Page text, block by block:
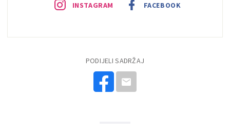
INSTAGRAM FACEBOOK
PODIJELI SADRŽAJ